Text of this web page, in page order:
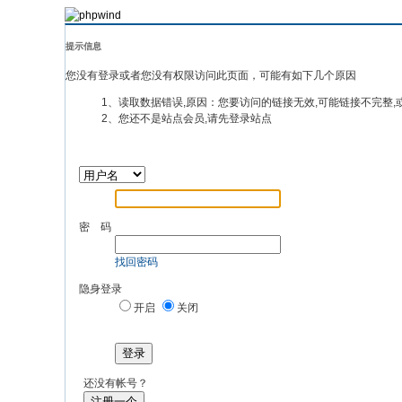
提示信息
您没有登录或者您没有权限访问此页面，可能有如下几个原因
1、读取数据错误,原因：您要访问的链接无效,可能链接不完整,
2、您还不是站点会员,请先登录站点
密 码
找回密码
隐身登录
开启
关闭
登录
还没有帐号？